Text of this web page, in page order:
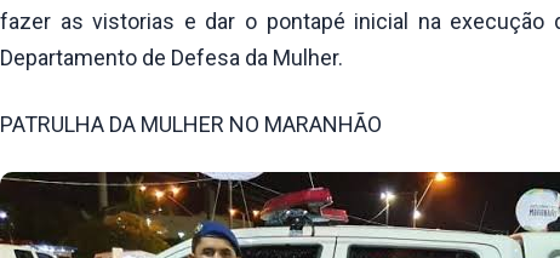
fazer as vistorias e dar o pontapé inicial na execução
Departamento de Defesa da Mulher.
PATRULHA DA MULHER NO MARANHÃO